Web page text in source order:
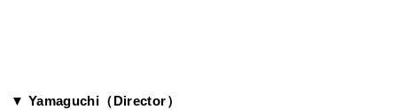
▼ Yamaguchi（Director）